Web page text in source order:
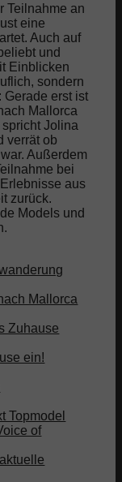
Teilnahme an
eine
Auch auf
und
Einblicken
sondern
erst ist
Mallorca
Jolina
verrät ob
Außerdem
bei
aus
zurück.
Models und
Mallorca
Zuhause
ein!
Topmodel
of